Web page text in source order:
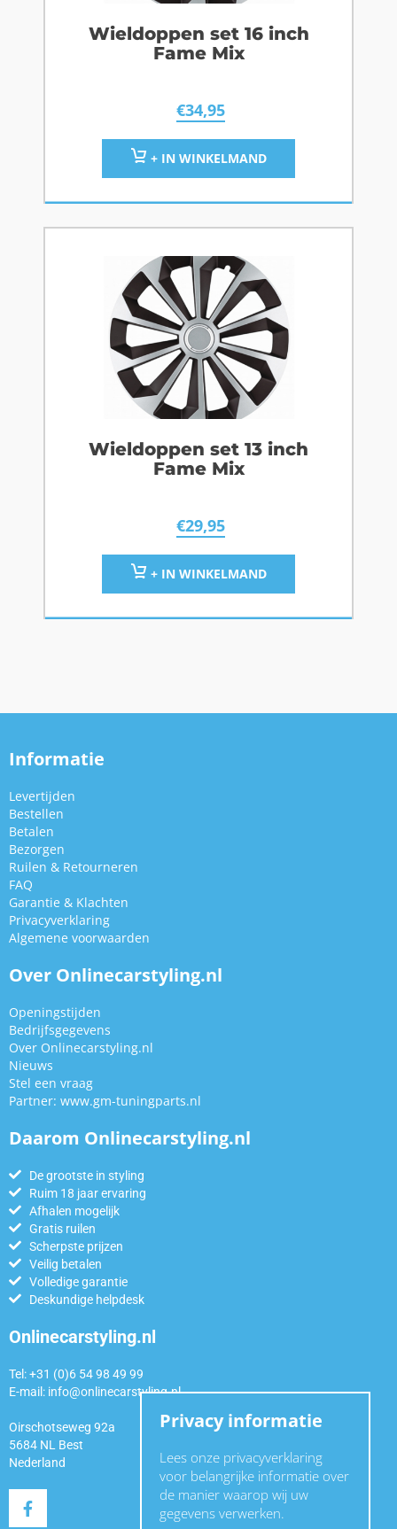
Wieldoppen set 16 inch
Fame Mix
€34,95
+ IN WINKELMAND
Wieldoppen set 13 inch
Fame Mix
€29,95
+ IN WINKELMAND
Informatie
Levertijden
Bestellen
Betalen
Bezorgen
Ruilen & Retourneren
FAQ
Garantie & Klachten
Privacyverklaring
Algemene voorwaarden
Over Onlinecarstyling.nl
Openingstijden
Bedrijfsgegevens
Over Onlinecarstyling.nl
Nieuws
Stel een vraag
Partner: www.gm-tuningparts.nl
Daarom Onlinecarstyling.nl
De grootste in styling
Ruim 18 jaar ervaring
Afhalen mogelijk
Gratis ruilen
Scherpste prijzen
Veilig betalen
Volledige garantie
Deskundige helpdesk
Onlinecarstyling.nl
Tel: +31 (0)6 54 98 49 99
E-mail: info@onlinecarstyling.nl
Oirschotseweg 92a
5684 NL Best
Nederland
Privacy informatie
Lees onze privacyverklaring
voor belangrijke informatie over
de manier waarop wij uw
gegevens verwerken.